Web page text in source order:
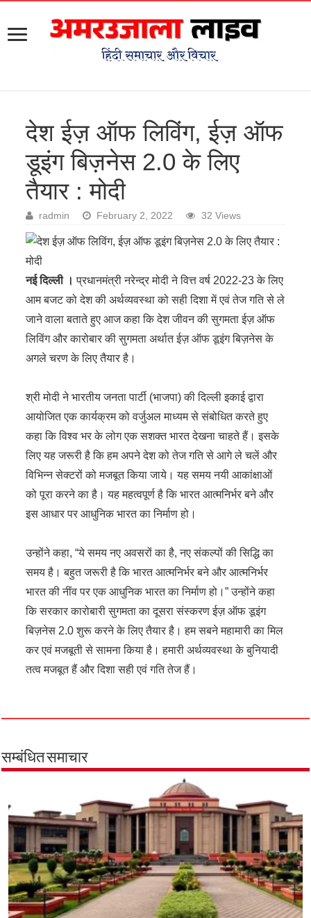
देश ईज़ ऑफ लिविंग, ईज़ ऑफ
डूइंग बिज़नेस 2.0 के लिए
तैयार : मोदी
radmin February 2, 2022 32 Views
नई दिल्ली । प्रधानमंत्री नरेन्द्र मोदी ने वित्त वर्ष 2022-23 के लिए
आम बजट को देश की अर्थव्यवस्था को सही दिशा में एवं तेज गति से ले
जाने वाला बताते हुए आज कहा कि देश जीवन की सुगमता ईज़ ऑफ
लिविंग और कारोबार की सुगमता अर्थात ईज़ ऑफ डूइंग बिज़नेस के
अगले चरण के लिए तैयार है।
श्री मोदी ने भारतीय जनता पार्टी (भाजपा) की दिल्ली इकाई द्वारा
आयोजित एक कार्यक्रम को वर्जुअल माध्यम से संबोधित करते हुए
कहा कि विश्व भर के लोग एक सशक्त भारत देखना चाहते हैं। इसके
लिए यह जरूरी है कि हम अपने देश को तेज गति से आगे ले चलें और
विभिन्न सेक्टरों को मजबूत किया जाये। यह समय नयी आकांक्षाओं
को पूरा करने का है। यह महत्वपूर्ण है कि भारत आत्मनिर्भर बने और
इस आधार पर आधुनिक भारत का निर्माण हो।
उन्होंने कहा, “ये समय नए अवसरों का है, नए संकल्पों की सिद्धि का
समय है। बहुत जरूरी है कि भारत आत्मनिर्भर बने और आत्मनिर्भर
भारत की नींव पर एक आधुनिक भारत का निर्माण हो।” उन्होंने कहा
कि सरकार कारोबारी सुगमता का दूसरा संस्करण ईज़ ऑफ डूइंग
बिज़नेस 2.0 शुरू करने के लिए तैयार है। हम सबने महामारी का मिल
कर एवं मजबूती से सामना किया है। हमारी अर्थव्यवस्था के बुनियादी
तत्व मजबूत हैं और दिशा सही एवं गति तेज हैं।
सम्बंधित समाचार